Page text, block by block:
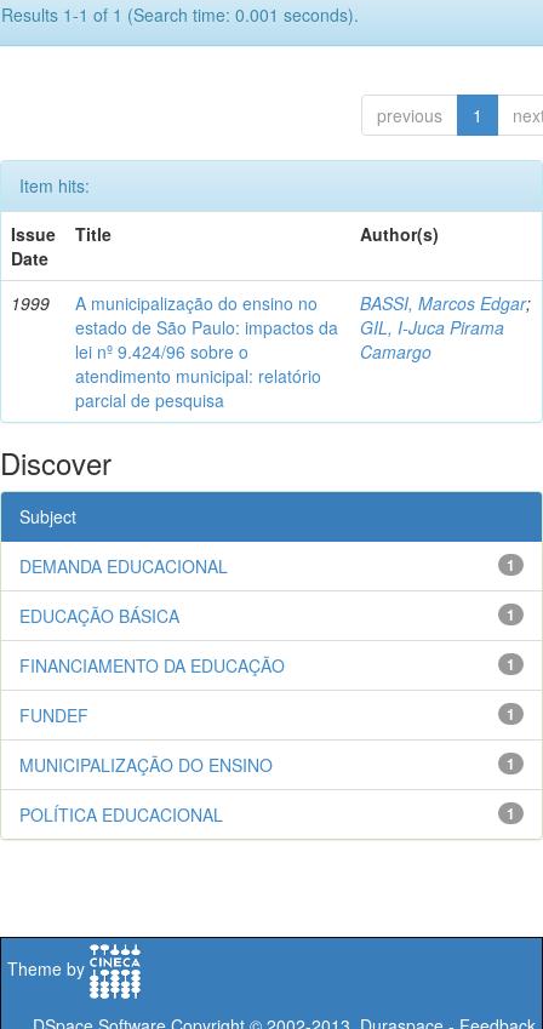
Results 1-1 of 1 (Search time: 0.001 seconds).
previous 1
Item hits:
Issue
Date
Title Author(s)
1999
A municipalização do ensino no
estado de São Paulo: impactos da
lei nº 9.424/96 sobre o
atendimento municipal: relatório
parcial de pesquisa
BASSI, Marcos Edgar;
GIL, I-Juca Pirama
Camargo
Discover
Subject
1
DEMANDA EDUCACIONAL
1
EDUCAÇÃO BÁSICA
1
FINANCIAMENTO DA EDUCAÇÃO
1
FUNDEF
1
MUNICIPALIZAÇÃO DO ENSINO
1
POLÍTICA EDUCACIONAL
Theme by